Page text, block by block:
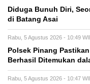
Diduga Bunuh Diri,
di Batang Asai
Rabu, 5 Agustus 2026 - 10:49
Polsek Pinang
Berhasil Ditemukan
Rabu, 5 Agustus 2026 - 10:47